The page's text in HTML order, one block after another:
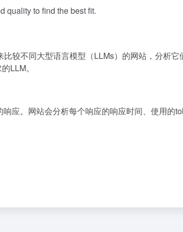
quality to find the best fit.
较不同大型语言模型（LLMs）的网站，分析它
LLM。
应。网站会分析每个响应的响应时间、使用的